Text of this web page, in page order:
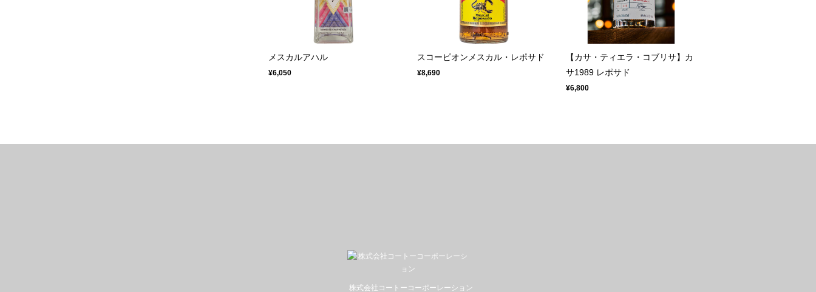
メスカルアハル
¥6,050
スコーピオンメスカル・レポサド
¥8,690
【カサ・ティエラ・コブリサ】カ
サ1989 レポサド
¥6,800
株式会社コートーコーポーレーション